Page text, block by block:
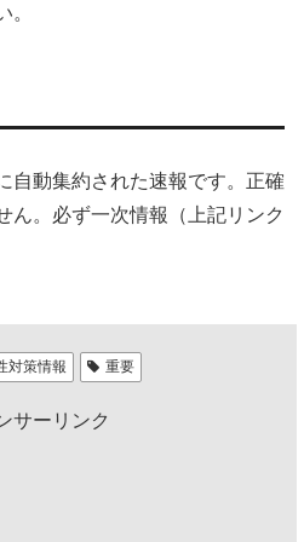
。
自動集約された速報です。正確
ん。必ず一次情報（上記リンク
対策情報 重要
サーリンク